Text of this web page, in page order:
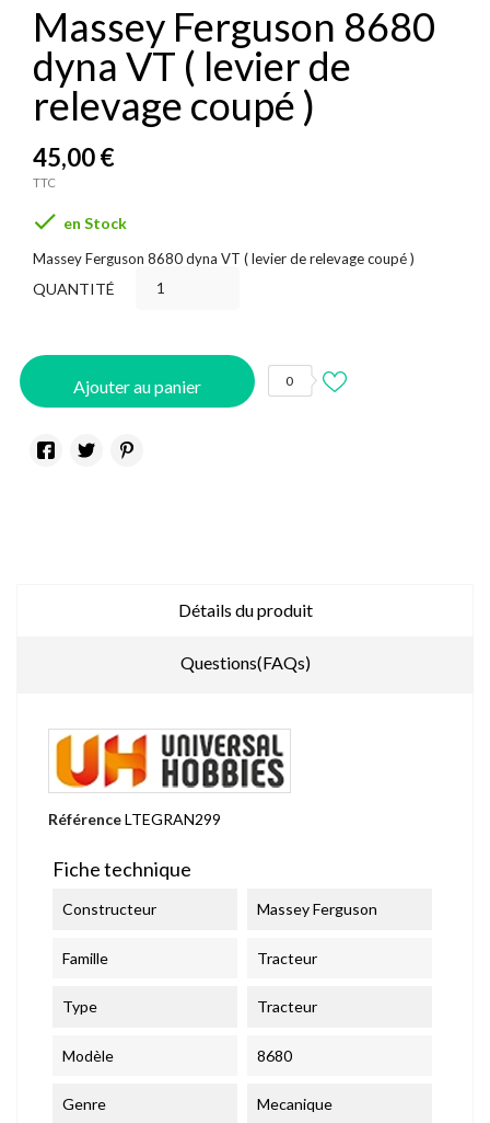
Massey Ferguson 8680
dyna VT ( levier de
relevage coupé )
45,00 €
TTC
 en Stock
Massey Ferguson 8680 dyna VT ( levier de relevage coupé )
QUANTITÉ
Ajouter au panier 0
Détails du produit
Questions(FAQs)
RéférenceLTEGRAN299
Fiche technique
Constructeur Massey Ferguson
Famille Tracteur
Type Tracteur
Modèle 8680
Genre Mecanique